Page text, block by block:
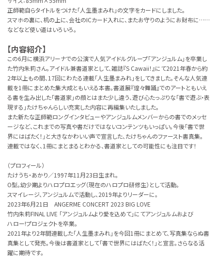
正師範自らタイトルをつけた「人生墨まみれ」の文字をカードにしました。
スマホの裏に、机の上に、会社のICカード入れに、またお守りのようにお財布に……
などなど使い道はいろいろ。
【内容紹介】
この6月に横浜アリーナでの公演で人気アイドルグループ「アンジュルム」を卒業し
た竹内朱莉さん。アイドル兼書道家として、雑誌『S Cawaii！』にて2021年春から約
2年以上もの間、17回にわたる連載「人生墨まみれ」をしてきました。そんな人気連
載を1冊にまとめた集大成ともいえる本書。書道展『煌々舞踊』でのアートともいえ
る書を生み出した「書道家」の顔とはまた少し違う、遊び心たっぷりな「書で遊ぶ・表
現する」たけちゃんらしい充実した内容に再編集いたしました。
また新たな正師範ロングインタビューやアンジュルムメンバーからの書でのメッセ
ージなど、これまでの写真や書だけではないコンテンツもいっぱい。今後「書で世
界にはばたく！」と大きなかわいい声で宣言した、たけちゃんのファースト書真集。
連載ではなく、1冊にまとまるとわかる、書道家としての可能性にも注目です！
（プロフィール）
たけうち・あかり／1997年11月23日生まれ。
O型。幼少期よりハロプロエッグ（現在のハロプロ研修生）として活動。
スマイレージ、アンジュルムで活動し、2019年よりリーダーに。
2023年6月21日 ANGERME CONCERT 2023 BIG LOVE
竹内朱莉FINAL LIVE ｢アンジュルムより愛を込めて｣にてアンジュルムおよび
ハロー!プロジェクトを卒業。
2021年より2年間連載した「人生墨まみれ」を今回1冊にまとめて、写真集ならぬ書
真集として発売。今後は書道家として「書で世界にはばたく！」と宣言。さらなる活
躍に期待です。